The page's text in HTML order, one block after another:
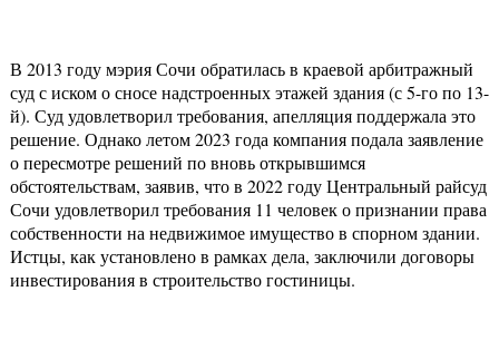
В 2013 году мэрия Сочи обратилась в краевой арбитражный
суд с иском о сносе надстроенных этажей здания (с 5-го по 13-
й). Суд удовлетворил требования, апелляция поддержала это
решение. Однако летом 2023 года компания подала заявление
о пересмотре решений по вновь открывшимся
обстоятельствам, заявив, что в 2022 году Центральный райсуд
Сочи удовлетворил требования 11 человек о признании права
собственности на недвижимое имущество в спорном здании.
Истцы, как установлено в рамках дела, заключили договоры
инвестирования в строительство гостиницы.